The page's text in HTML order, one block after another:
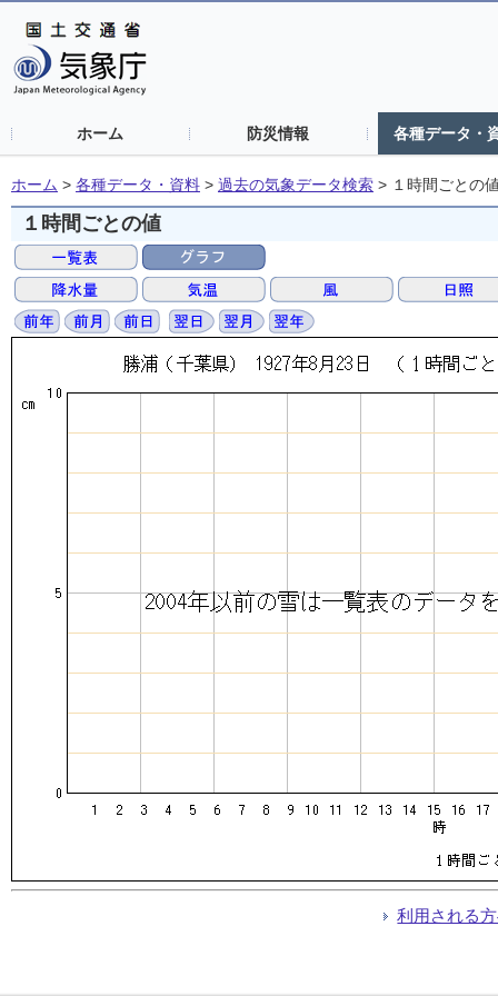
ホーム 防災情報 各種データ・
ホーム > 各種データ・資料 > 過去の気象データ検索 > １時間ごとの
１時間ごとの値
利用される